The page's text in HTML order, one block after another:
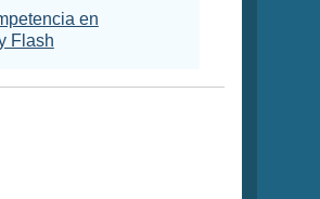
en
Flash